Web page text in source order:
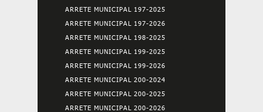
ARRETE MUNICIPAL 197-2025
ARRETE MUNICIPAL 197-2026
ARRETE MUNICIPAL 198-2025
ARRETE MUNICIPAL 199-2025
ARRETE MUNICIPAL 199-2026
ARRETE MUNICIPAL 200-2024
ARRETE MUNICIPAL 200-2025
ARRETE MUNICIPAL 200-2026